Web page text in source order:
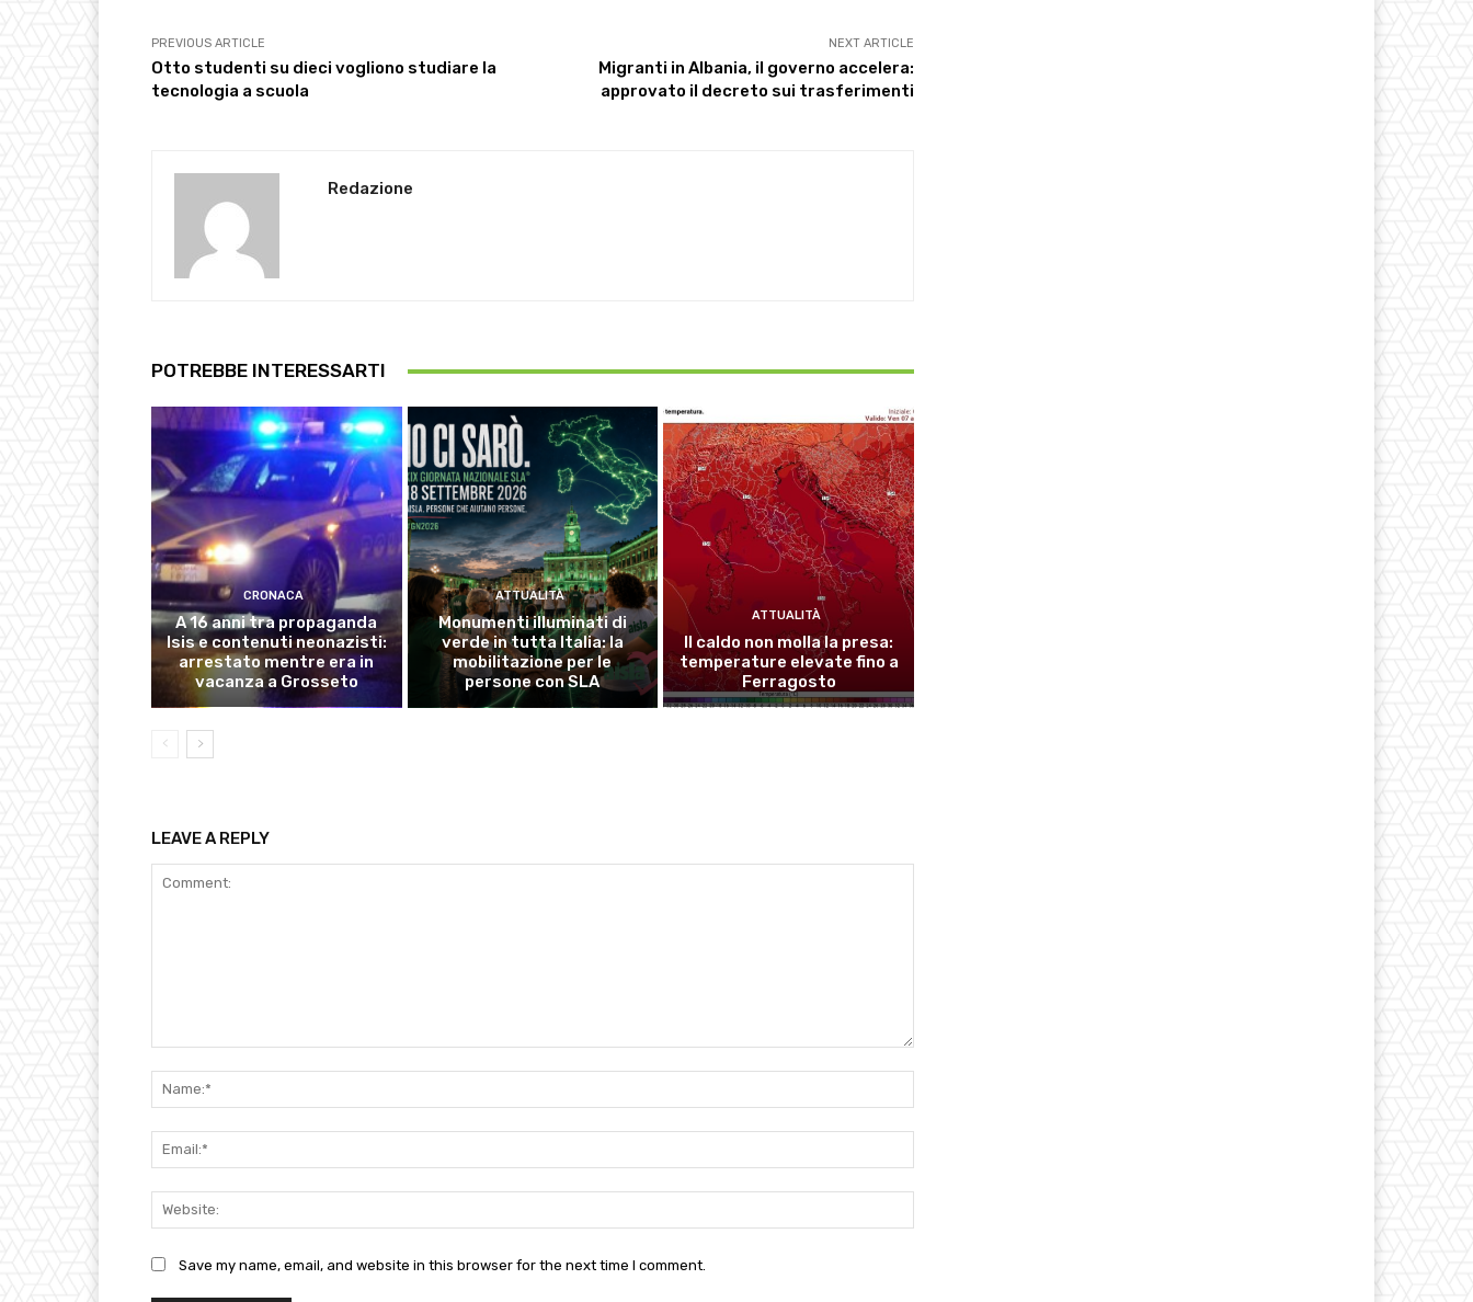
PREVIOUS ARTICLE
Otto studenti su dieci vogliono studiare la
tecnologia a scuola
NEXT ARTICLE
Migranti in Albania, il governo accelera:
approvato il decreto sui trasferimenti
Redazione
POTREBBE INTERESSARTI
CRONACA
A 16 anni tra propaganda
Isis e contenuti neonazisti:
arrestato mentre era in
vacanza a Grosseto
ATTUALITÀ
Monumenti illuminati di
verde in tutta Italia: la
mobilitazione per le
persone con SLA
ATTUALITÀ
Il caldo non molla la presa:
temperature elevate fino a
Ferragosto
LEAVE A REPLY
Save my name, email, and website in this browser for the next time I comment.